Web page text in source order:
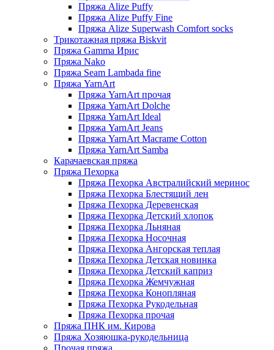
Пряжа Alize Puffy
Пряжа Alize Puffy Fine
Пряжа Alize Superwash Comfort socks
Трикотажная пряжа Biskvit
Пряжа Gamma Ирис
Пряжа Nako
Пряжа Seam Lambada fine
Пряжа YarnArt
Пряжа YarnArt прочая
Пряжа YarnArt Dolche
Пряжа YarnArt Ideal
Пряжа YarnArt Jeans
Пряжа YarnArt Macrame Cotton
Пряжа YarnArt Samba
Карачаевская пряжа
Пряжа Пехорка
Пряжа Пехорка Австралийский меринос
Пряжа Пехорка Блестящий лен
Пряжа Пехорка Деревенская
Пряжа Пехорка Детский хлопок
Пряжа Пехорка Льняная
Пряжа Пехорка Носочная
Пряжа Пехорка Ангорская теплая
Пряжа Пехорка Детская новинка
Пряжа Пехорка Детский каприз
Пряжа Пехорка Жемчужная
Пряжа Пехорка Конопляная
Пряжа Пехорка Рукодельная
Пряжа Пехорка прочая
Пряжа ПНК им. Кирова
Пряжа Хозяюшка-рукодельница
Прочая пряжа